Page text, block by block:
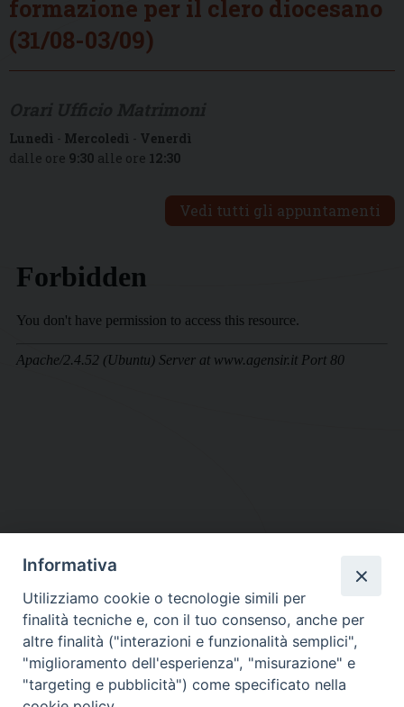
formazione per il clero diocesano
(31/08-03/09)
Lunedì - Mercoledì - Venerdì
dalle ore 9:30 alle ore 12:30
Vedi tutti gli appuntamenti
DIOCESI SUBURBICARIA DI ALBANO
Contatti:Tel.: 06.93268401 - Fax.: 06.9323844
E-mail:curia@diocesidialbano.it
Orari: dal Lunedì al Venerdì Ore: 9:00 - 13:00
Informativa
Utilizziamo cookie o tecnologie simili per
finalità tecniche e, con il tuo consenso, anche per
altre finalità ("interazioni e funzionalità semplici",
"miglioramento dell'esperienza", "misurazione" e
"targeting e pubblicità") come specificato nella